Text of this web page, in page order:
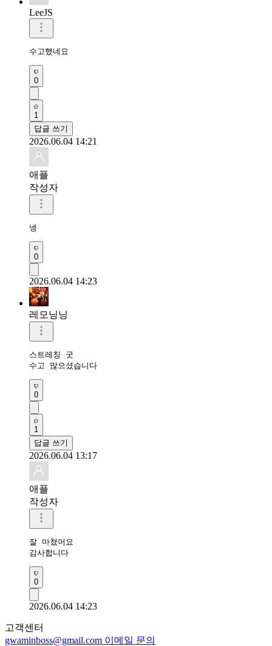
LeeJS
수고했네요
0
1
답글 쓰기
2026.06.04 14:21
애플
작성자
넹
0
2026.06.04 14:23
레모닝닝
스트레칭 굿
수고 많으셨습니다
0
1
답글 쓰기
2026.06.04 13:17
애플
작성자
잘 마쳤어요
감사합니다
0
2026.06.04 14:23
고객센터
gwaminboss@gmail.com 이메일 문의